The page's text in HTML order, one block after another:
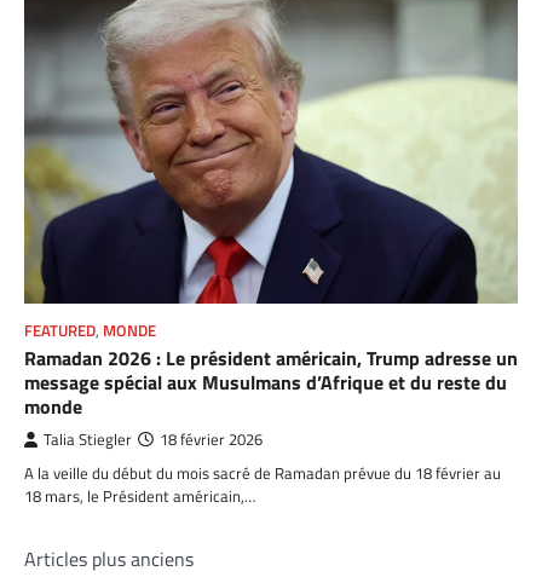
FEATURED, MONDE
Ramadan 2026 : Le président américain, Trump adresse un
message spécial aux Musulmans d’Afrique et du reste du
monde
Talia Stiegler 18 février 2026
A la veille du début du mois sacré de Ramadan prévue du 18 février au
18 mars, le Président américain,…
Navigation
Articles plus anciens